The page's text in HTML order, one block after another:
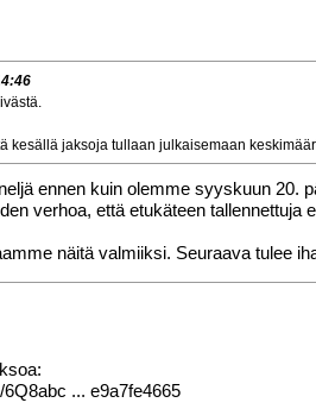
kesällä jaksoja tullaan julkaisemaan
ennen kuin olemme syyskuun 20.
verhoa, että etukäteen tallennettuja
näitä valmiiksi. Seuraava tulee
... e9a7fe4665